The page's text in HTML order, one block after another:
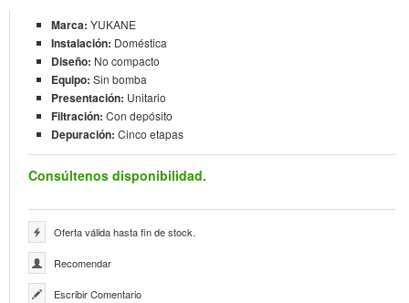
Marca: YUKANE
Instalación: Doméstica
Diseño: No compacto
Equipo: Sin bomba
Presentación: Unitario
Filtración: Con depósito
Depuración: Cinco etapas
Consúltenos disponibilidad.
Oferta válida hasta fin de stock.
Recomendar
Escribir Comentario